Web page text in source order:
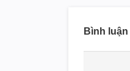
Bình luận